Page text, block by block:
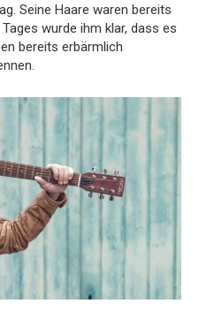
Seine Haare waren bereits
wurde ihm klar, dass es
bereits erbärmlich